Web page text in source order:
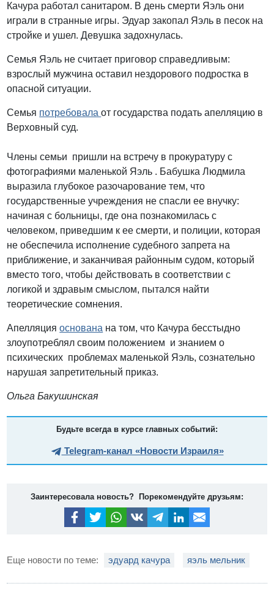
Качура работал санитаром. В день смерти Яэль они
играли в странные игры. Эдуар закопал Яэль в песок на
стройке и ушел. Девушка задохнулась.
Семья Яэль не считает приговор справедливым:
взрослый мужчина оставил нездорового подростка в
опасной ситуации.
Семья потребовалаот государства подать апелляцию в
Верховный суд.
Члены семьи пришли на встречу в прокуратуру с
фотографиями маленькой Яэль . Бабушка Людмила
выразила глубокое разочарование тем, что
государственные учреждения не спасли ее внучку:
начиная с больницы, где она познакомилась с
человеком, приведшим к ее смерти, и полиции, которая
не обеспечила исполнение судебного запрета на
приближение, и заканчивая районным судом, который
вместо того, чтобы действовать в соответствии с
логикой и здравым смыслом, пытался найти
теоретические сомнения.
Апелляцияоснована на том, что Качура бесстыдно
злоупотреблял своим положением и знанием о
психических проблемах маленькой Яэль, сознательно
нарушая запретительный приказ.
Ольга Бакушинская
Будьте всегда в курсе главных событий:
Telegram-канал «Новости Израиля»
Заинтересовала новость? Порекомендуйте друзьям:
Еще новости по теме: эдуард качура яэль мельник